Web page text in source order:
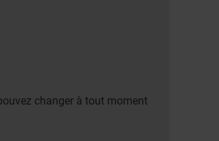
changer à tout moment